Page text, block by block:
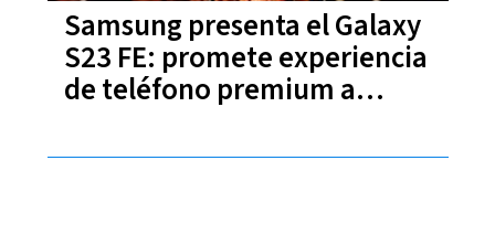
Samsung presenta el Galaxy
S23 FE: promete experiencia
de teléfono premium a